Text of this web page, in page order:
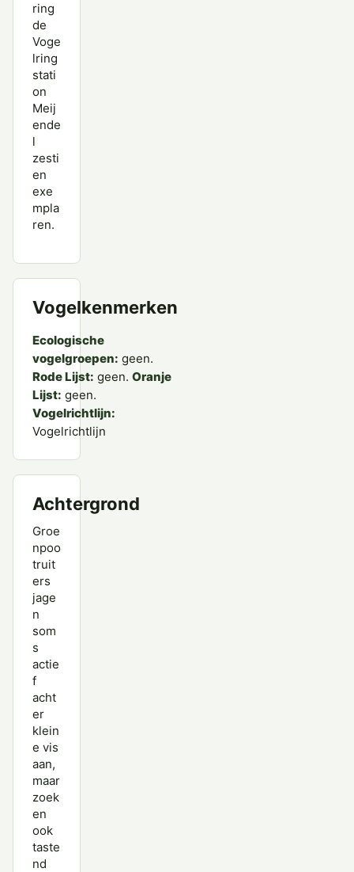
ring
de
Voge
lring
stati
on
Meij
ende
l
zesti
en
exe
mpla
ren.
Vogelkenmerken
Ecologische
vogelgroepen: geen.
Rode Lijst: geen. Oranje
Lijst: geen.
Vogelrichtlijn:
Vogelrichtlijn
Achtergrond
Groe
npoo
truit
ers
jage
n
som
s
actie
f
acht
er
klein
e vis
aan,
maar
zoek
en
ook
taste
nd